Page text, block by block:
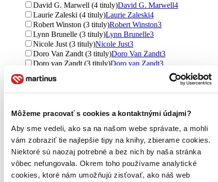
Môžeme pracovať s cookies a kontaktnými údajmi?
Aby sme vedeli, ako sa na našom webe správate, a mohli
vám zobraziť tie najlepšie tipy na knihy, zbierame cookies.
Niektoré sú naozaj potrebné a bez nich by naša stránka
vôbec nefungovala. Okrem toho používame analytické
cookies, ktoré nám umožňujú zisťovať, ako náš web
David G. Marwell (4 tituly)David G. Marwell4
Laurie Zaleski (4 tituly)Laurie Zaleski4
Robert Winston (3 tituly)Robert Winston3
Lynn Brunelle (3 tituly)Lynn Brunelle3
Nicole Just (3 tituly)Nicole Just3
Doro Van Zandt (3 tituly)Doro Van Zandt3
Doro van Zandt (3 tituly)Doro van Zandt3
Luke Allnutt (3 tituly)
Richard Hammond (2 tituly)Richard Hammond2
Otfried Preussler (2 tituly)Otfried Preussler2
Jette Sander (2 tituly)Jette Sander2
Susane Au (2 tituly)Susane Au2
Brigitte Hoffman (2 tituly) Brigitte Hoffman2
Lena Steinfeld (2 tituly)Lena Steinfeld2
Otfried Preußler (2 tituly)
Otfried Preußler
Ďalšie možnosti